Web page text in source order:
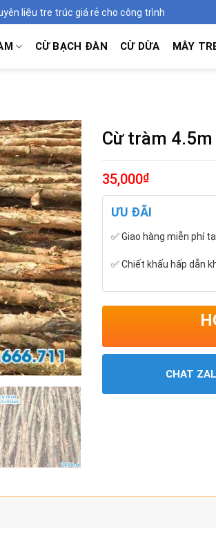
liệu tre trúc giá rẻ cho công trình
CỪ BẠCH ĐÀN CỪ DỪA MÂY
Cừ tràm
35,000₫
ƯU ĐÃI
✅ Giao hàng miễn phí
✅ Chiết khấu hấp dẫn
CHAT